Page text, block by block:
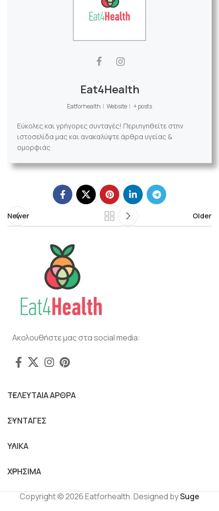
Eat4Health
Eatforhealth | Website | + posts
Εύκολες και γρήγορες συνταγές! Περιηγηθείτε στην
ιστοσελίδα μας και ανακαλύψτε άρθρα υγείας &
ομορφιάς
Newer Older
Ακολουθήστε μας στα social media:
ΤΕΛΕΥΤΑΙΑ ΑΡΘΡΑ
ΣΥΝΤΑΓΕΣ
ΥΛΙΚΑ
ΧΡΗΣΙΜΑ
Copyright © 2026 Eatforhealth. Designed bySuge